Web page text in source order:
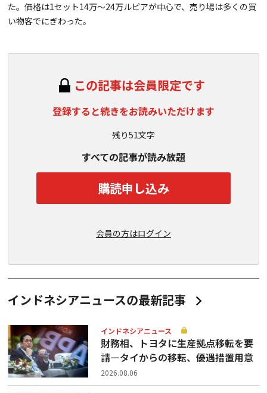
た。価格は1セット14万〜24万ルピアが中心で、売り場は多くの買
い物客でにぎわった。
この記事は会員限定です
登録すると続きをお読みいただけます
残り51文字
すべての記事が読み放題
購読申し込み
会員の方はログイン
インドネシアニュースの最新記事
インドネシアニュース
財務相、トヨタに生産拠点移転を要
請—タイからの移転、優遇措置用意
2026.08.06